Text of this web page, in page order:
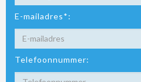
E-mailadres*:
Telefoonnummer: